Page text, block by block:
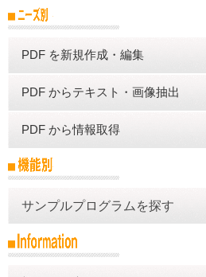
PDF を新規作成・編集
PDF からテキスト・画像抽出
PDF から情報取得
サンプルプログラムを探す